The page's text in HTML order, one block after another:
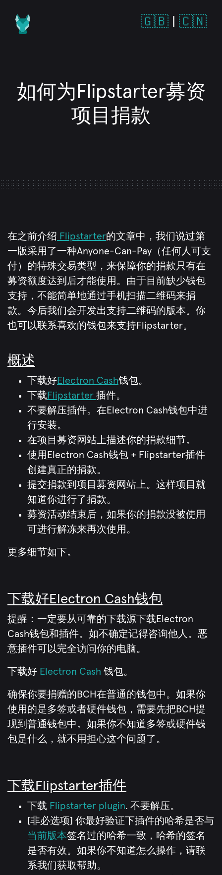
🇬🇧 🇨🇳
如何为Flipstarter募资
项目捐款
在之前介绍 Flipstarter的文章中，我们说过第
一版采用了一种Anyone-Can-Pay（任何人可支
付）的特殊交易类型，来保障你的捐款只有在
募资额度达到后才能使用。由于目前缺少钱包
支持，不能简单地通过手机扫描二维码来捐
款。今后我们会开发出支持二维码的版本。你
也可以联系喜欢的钱包来支持Flipstarter。
概述
下载好Electron Cash钱包。
下载 Flipstarter 插件。
不要解压插件。在Electron Cash钱包中进
行安装。
在项目募资网站上描述你的捐款细节。
使用Electron Cash钱包 + Flipstarter插件
创建真正的捐款。
提交捐款到项目募资网站上。这样项目就
知道你进行了捐款。
募资活动结束后，如果你的捐款没被使用
可进行解冻来再次使用。
更多细节如下。
下载好Electron Cash钱包
提醒：一定要从可靠的下载源下载Electron
Cash钱包和插件。如不确定记得咨询他人。恶
意插件可以完全访问你的电脑。
下载好 Electron Cash 钱包。
确保你要捐赠的BCH在普通的钱包中。如果你
使用的是多签或者硬件钱包，需要先把BCH提
现到普通钱包中。如果你不知道多签或硬件钱
包是什么，就不用担心这个问题了。
下载Flipstarter插件
下载 Flipstarter plugin. 不要解压。
[非必选项] 你最好验证下插件的哈希是否与
当前版本签名过的哈希一致，哈希的签名
是否有效。如果你不知道怎么操作，请联
系我们获取帮助。